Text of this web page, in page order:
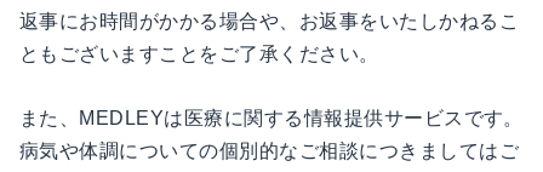
返事にお時間がかかる場合や、お返事をいたしかねるこ
ともございますことをご了承ください。
また、MEDLEYは医療に関する情報提供サービスです。
病気や体調についての個別的なご相談につきましてはご